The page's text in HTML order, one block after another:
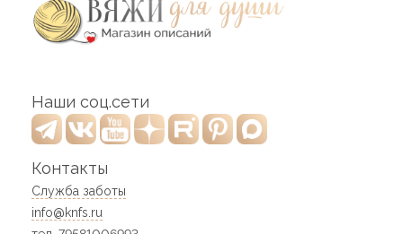
Наши соц.сети
Контакты
Служба заботы
info@knfs.ru